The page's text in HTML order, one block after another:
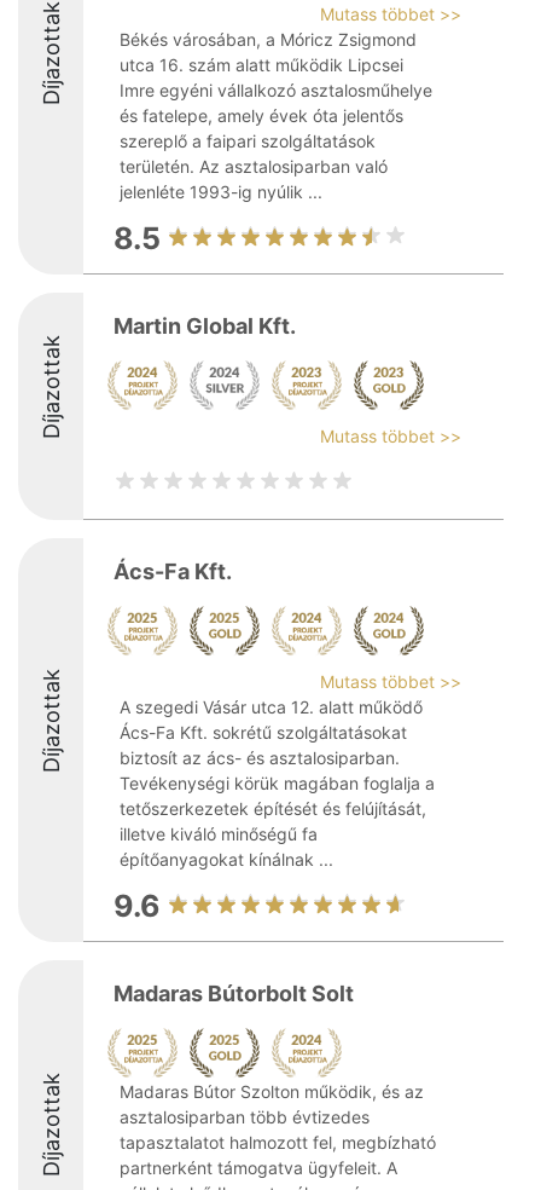
Díjazottak
Mutass többet >>
Békés városában, a Móricz Zsigmond
utca 16. szám alatt működik Lipcsei
Imre egyéni vállalkozó asztalosműhelye
és fatelepe, amely évek óta jelentős
szereplő a faipari szolgáltatások
területén. Az asztalosiparban való
jelenléte 1993-ig nyúlik ...
8.5
Díjazottak
Martin Global Kft.
Mutass többet >>
Díjazottak
Ács-Fa Kft.
Mutass többet >>
A szegedi Vásár utca 12. alatt működő
Ács-Fa Kft. sokrétű szolgáltatásokat
biztosít az ács- és asztalosiparban.
Tevékenységi körük magában foglalja a
tetőszerkezetek építését és felújítását,
illetve kiváló minőségű fa
építőanyagokat kínálnak ...
9.6
Díjazottak
Madaras Bútorbolt Solt
Madaras Bútor Szolton működik, és az
asztalosiparban több évtizedes
tapasztalatot halmozott fel, megbízható
partnerként támogatva ügyfeleit. A